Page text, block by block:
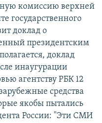
комиссию верхней
государственного
доклад о
президентским
доклад
инаугурации
агентству РБК 12
средства
якобы пытались
России: "Эти СМИ